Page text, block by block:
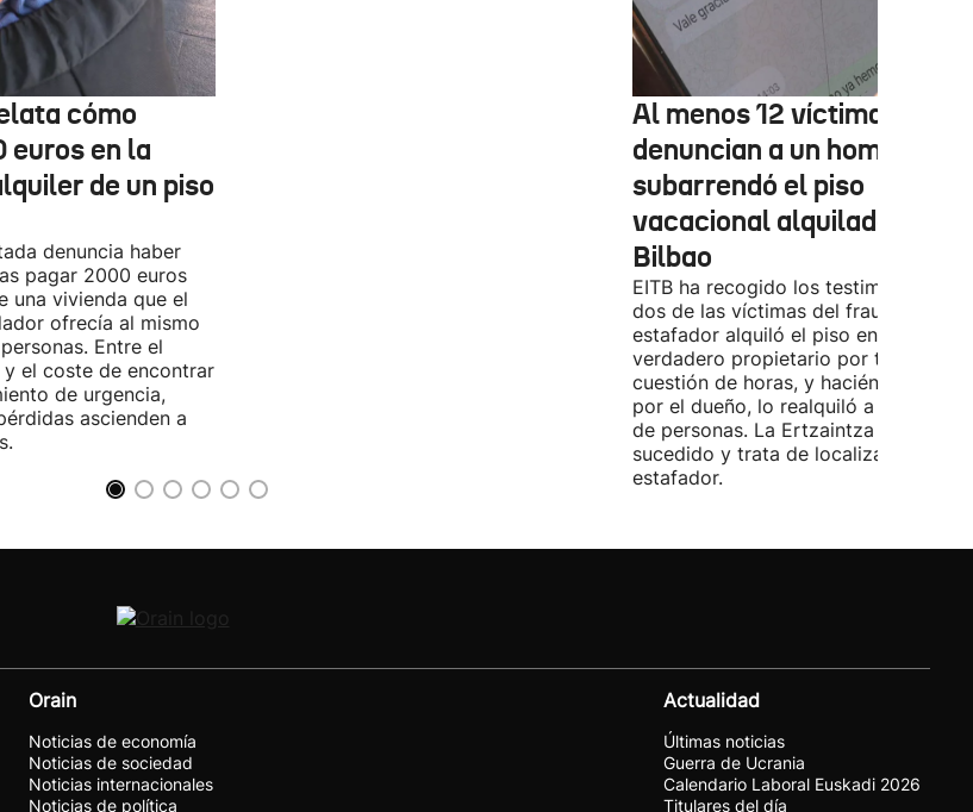
cómo
euros en la
de un piso
denuncia haber
pagar 2000 euros
una vivienda que el
ofrecía al mismo
Entre el
el coste de encontrar
de urgencia,
ascienden a
Al menos 12 víctimas
denuncian a un hombre
subarrendó el piso
vacacional alquilado en
Bilbao
EITB ha recogido los testimonios de
dos de las víctimas del fraude. El
estafador alquiló el piso en Airbnb a
verdadero propietario por tres días.
cuestión de horas, y haciéndose
por el dueño, lo realquiló a una
de personas. La Ertzaintza investiga
sucedido y trata de localizar al
estafador.
Orain
Noticias de economía
Noticias de sociedad
Noticias internacionales
Noticias de política
Actualidad
Últimas noticias
Guerra de Ucrania
Calendario Laboral Euskadi 2026
Titulares del día